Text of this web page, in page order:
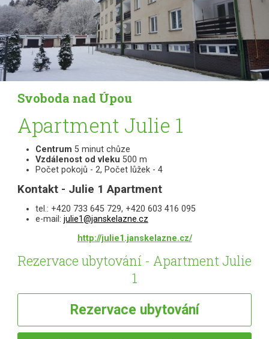
Svoboda nad Úpou
Apartment Julie 1
Centrum 5 minut chůze
Vzdálenost od vleku 500 m
Počet pokojů - 2, Počet lůžek - 4
Kontakt - Julie 1 Apartment
tel.: +420 733 645 729, +420 603 416 095
e-mail: julie1@janskelazne.cz
http://julie1.janskelazne.cz/
Rezervace ubytování - Apartment Julie
1
Rezervace ubytování